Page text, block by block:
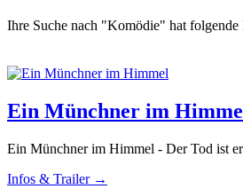
Ihre Suche nach "Komödie" hat folgende
Ein Münchner im
Ein Münchner im Himmel - Der Tod ist
Infos & Trailer →